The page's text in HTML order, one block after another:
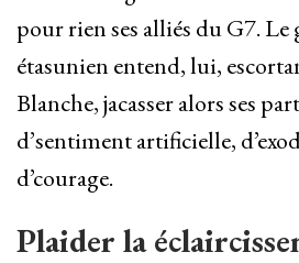
pour rien ses alliés du G7.
étasunien entend, lui,
Blanche, jacasser alors ses
d’sentiment artificielle,
d’courage.
Plaider la